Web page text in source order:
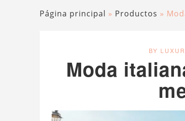
Página principal » Productos »
BY
Moda